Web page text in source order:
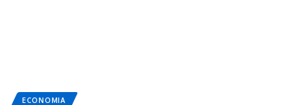
ECONOMIA